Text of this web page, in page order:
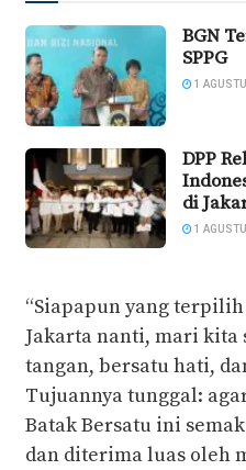
BGN
SPPG
1
DPP
di
1
“Siapapun yang terpilih
Jakarta nanti, mari kita
tangan, bersatu hati,
Tujuannya tunggal:
Batak Bersatu ini
dan diterima luas oleh